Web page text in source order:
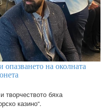
на околната
творчеството бяха
казино“.